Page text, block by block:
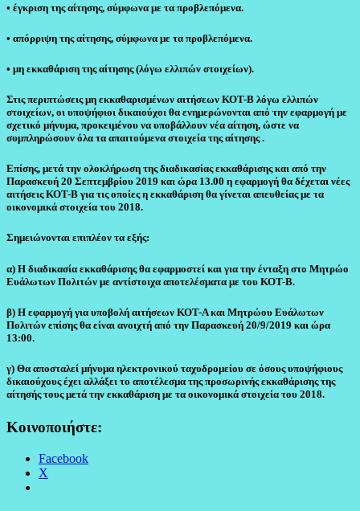
• έγκριση της αίτησης, σύμφωνα με τα προβλεπόμενα.
• απόρριψη της αίτησης, σύμφωνα με τα προβλεπόμενα.
• μη εκκαθάριση της αίτησης (λόγω ελλιπών στοιχείων).
Στις περιπτώσεις μη εκκαθαρισμένων αιτήσεων ΚΟΤ-Β λόγω ελλιπών
στοιχείων, οι υποψήφιοι δικαιούχοι θα ενημερώνονται από την εφαρμογή με
σχετικό μήνυμα, προκειμένου να υποβάλλουν νέα αίτηση, ώστε να
συμπληρώσουν όλα τα απαιτούμενα στοιχεία της αίτησης .
Επίσης, μετά την ολοκλήρωση της διαδικασίας εκκαθάρισης και από την
Παρασκευή 20 Σεπτεμβρίου 2019 και ώρα 13.00 η εφαρμογή θα δέχεται νέες
αιτήσεις ΚΟΤ-Β για τις οποίες η εκκαθάριση θα γίνεται απευθείας με τα
οικονομικά στοιχεία του 2018.
Σημειώνονται επιπλέον τα εξής:
α) H διαδικασία εκκαθάρισης θα εφαρμοστεί και για την ένταξη στο Μητρώο
Ευάλωτων Πολιτών με αντίστοιχα αποτελέσματα με του ΚΟΤ-Β.
β) Η εφαρμογή για υποβολή αιτήσεων ΚΟΤ-Α και Μητρώου Ευάλωτων
Πολιτών επίσης θα είναι ανοιχτή από την Παρασκευή 20/9/2019 και ώρα
13:00.
γ) Θα αποσταλεί μήνυμα ηλεκτρονικού ταχυδρομείου σε όσους υποψήφιους
δικαιούχους έχει αλλάξει το αποτέλεσμα της προσωρινής εκκαθάρισης της
αίτησής τους μετά την εκκαθάριση με τα οικονομικά στοιχεία του 2018.
Κοινοποιήστε:
Facebook
X